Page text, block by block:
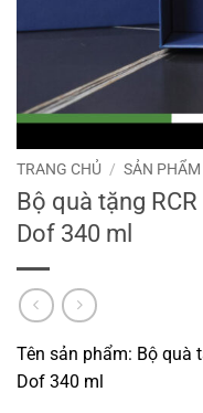
TRANG CHỦ / SẢN PHẨM
Bộ quà tặng
Dof 340 ml
Tên sản phẩm: Bộ quà
Dof 340 ml